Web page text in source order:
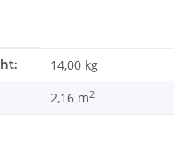
14,00 kg
2,16 m2